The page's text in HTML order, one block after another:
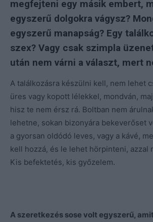
megfejteni egy másik embert,
egyszerű dolgokra vágysz?
egyszerű manapság? Egy
szex? Vagy csak szimpla
után nem várni a választ, mert
A találkozásra készülni kell, nem lehet
üres vagy kopott lélekkel, mondván,
hisz te nem érsz rá. Boltban nem
lehetne, sokan bizonyára bekeverőset
a gyorsan oldódó leves, vagy a kávé,
kell hozzá, és le lehet hörpinteni, azzal
Kis befektetés, kis győzelem.
A szeretkezés sose volt egyszerű,